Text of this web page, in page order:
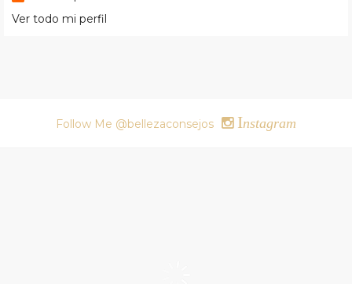
Ver todo mi perfil
Follow Me @bellezaconsejos Instagram